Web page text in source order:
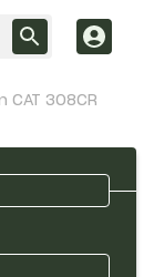
CAT 308CR